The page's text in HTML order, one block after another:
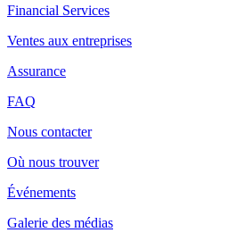
Financial Services
Ventes aux entreprises
Assurance
FAQ
Nous contacter
Où nous trouver
Événements
Galerie des médias